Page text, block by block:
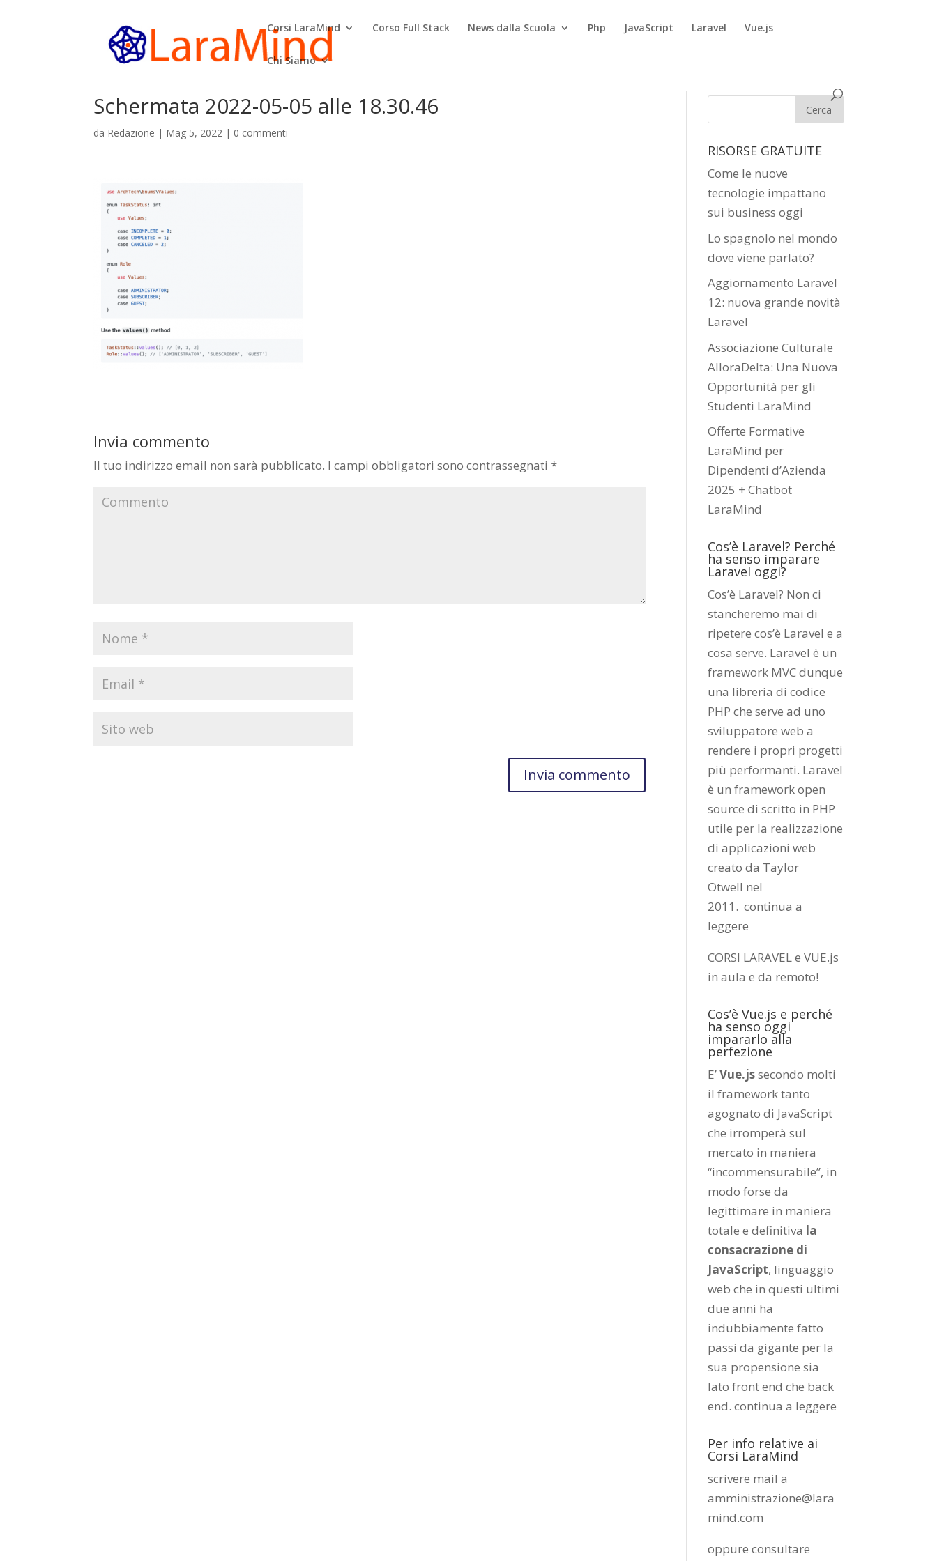
Corsi LaraMind Corso Full Stack News dalla Scuola Php JavaScript Laravel Vue.js
Chi Siamo
Schermata 2022-05-05 alle 18.30.46
da Redazione | Mag 5, 2022 | 0 commenti
Invia commento
Il tuo indirizzo email non sarà pubblicato. I campi obbligatori sono contrassegnati *
RISORSE GRATUITE
Come le nuove
tecnologie impattano
sui business oggi
Lo spagnolo nel mondo
dove viene parlato?
Aggiornamento Laravel
12: nuova grande novità
Laravel
Associazione Culturale
AlloraDelta: Una Nuova
Opportunità per gli
Studenti LaraMind
Offerte Formative
LaraMind per
Dipendenti d’Azienda
2025 + Chatbot
LaraMind
Cos’è Laravel? Perché
ha senso imparare
Laravel oggi?
Cos’è Laravel? Non ci
stancheremo mai di
ripetere cos’è Laravel e a
cosa serve. Laravel è un
framework MVC dunque
una libreria di codice
PHP che serve ad uno
sviluppatore web a
rendere i propri progetti
più performanti. Laravel
è un framework open
source di scritto in PHP
utile per la realizzazione
di applicazioni web
creato da Taylor
Otwell nel
2011.continua a
leggere
CORSI LARAVEL e VUE.js
in aula e da remoto!
Cos’è Vue.js e perché
ha senso oggi
impararlo alla
perfezione
E’Vue.jssecondo molti
il framework tanto
agognato di JavaScript
che irromperà sul
mercato in maniera
“incommensurabile”, in
modo forse da
legittimare in maniera
totale e definitiva la
consacrazione di
JavaScript, linguaggio
web che in questi ultimi
due anni ha
indubbiamente fatto
passi da gigante per la
sua propensione sia
lato front end che back
end.continua a leggere
Per info relative ai
Corsi LaraMind
scrivere mail a
amministrazione@lara
mind.com
oppure consultare